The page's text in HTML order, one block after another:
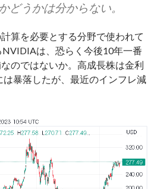
どうかは分からない。
算を必要とする分野で使われて
は、恐らく今後10年一番
のではないか。高成長株は金利
は暴落したが、最近のインフレ減